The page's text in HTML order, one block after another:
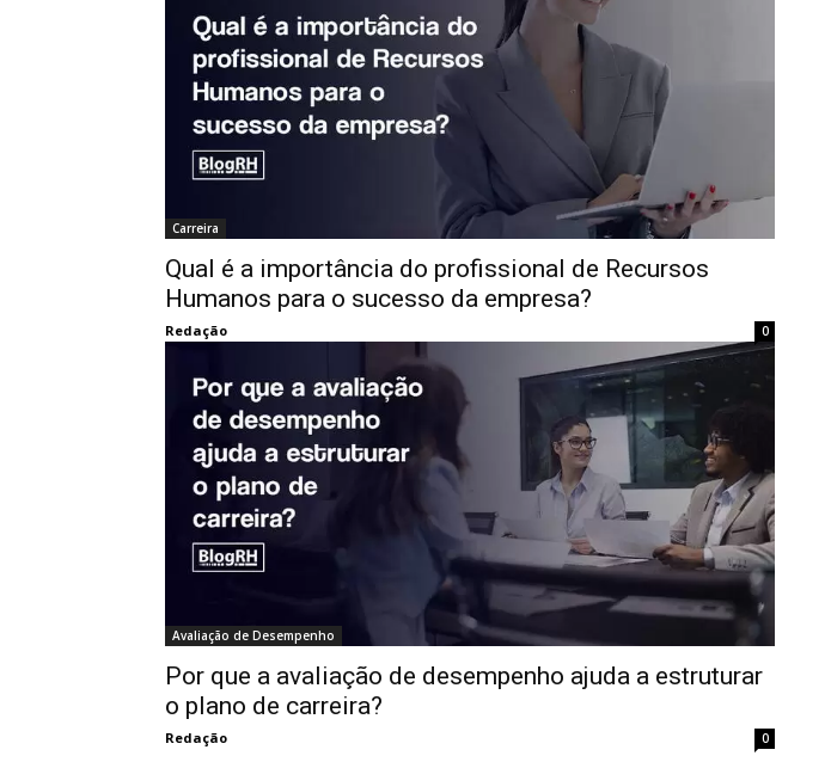
Carreira
Qual é a importância do profissional de Recursos
Humanos para o sucesso da empresa?
Redação 0
Avaliação de Desempenho
Por que a avaliação de desempenho ajuda a estruturar
o plano de carreira?
Redação 0